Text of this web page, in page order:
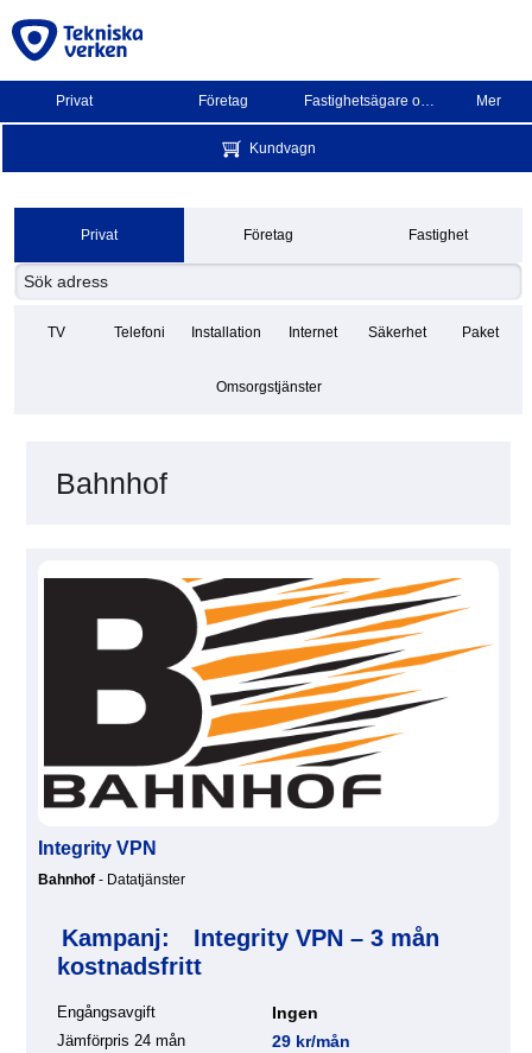
Privat Företag Fastighetsägare och BRF Mer
Kundvagn
Privat Företag Fastighet
TV Telefoni Installation Internet Säkerhet Paket
Omsorgstjänster
Bahnhof
Integrity VPN
Bahnhof - Datatjänster
Kampanj:
Integrity VPN – 3 mån
kostnadsfritt
Engångsavgift Ingen
Jämförpris 24 mån 29 kr/mån